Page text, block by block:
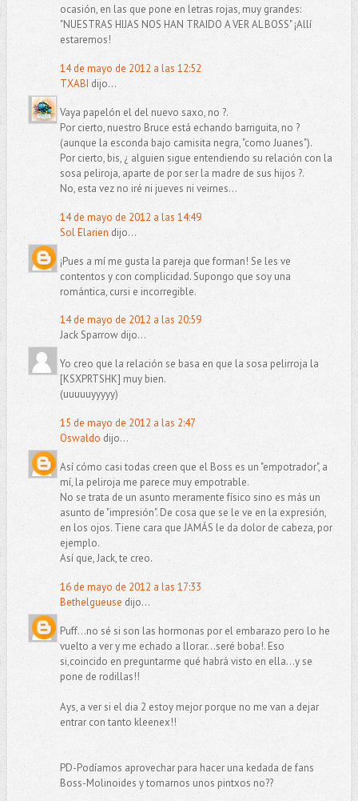
ocasión, en las que pone en letras rojas, muy grandes:
"NUESTRAS HIJAS NOS HAN TRAIDO A VER AL BOSS" ¡Allí
estaremos!
14 de mayo de 2012 a las 12:52
TXABI dijo...
Vaya papelón el del nuevo saxo, no ?.
Por cierto, nuestro Bruce está echando barriguita, no ?
(aunque la esconda bajo camisita negra, "como Juanes").
Por cierto, bis, ¿ alguien sigue entendiendo su relación con la
sosa peliroja, aparte de por ser la madre de sus hijos ?.
No, esta vez no iré ni jueves ni veirnes...
14 de mayo de 2012 a las 14:49
Sol Elariendijo...
¡Pues a mí me gusta la pareja que forman! Se les ve
contentos y con complicidad. Supongo que soy una
romántica, cursi e incorregible.
14 de mayo de 2012 a las 20:59
Jack Sparrow dijo...
Yo creo que la relación se basa en que la sosa pelirroja la
[KSXPRTSHK] muy bien.
(uuuuuyyyyy)
15 de mayo de 2012 a las 2:47
Oswaldo dijo...
Así cómo casi todas creen que el Boss es un "empotrador", a
mí, la peliroja me parece muy empotrable.
No se trata de un asunto meramente físico sino es más un
asunto de "impresión". De cosa que se le ve en la expresión,
en los ojos. Tiene cara que JAMÁS le da dolor de cabeza, por
ejemplo.
Así que, Jack, te creo.
16 de mayo de 2012 a las 17:33
Bethelgueuse dijo...
Puff...no sé si son las hormonas por el embarazo pero lo he
vuelto a ver y me echado a llorar...seré boba!. Eso
si,coincido en preguntarme qué habrá visto en ella...y se
pone de rodillas!!
Ays, a ver si el dia 2 estoy mejor porque no me van a dejar
entrar con tanto kleenex!!
PD-Podíamos aprovechar para hacer una kedada de fans
Boss-Molinoides y tomarnos unos pintxos no??